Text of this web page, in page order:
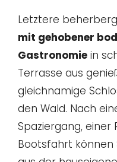
Letztere
mit gehobener
Gastronomie in
Terrasse aus
gleichnamige
den Wald. Nach
Spaziergang, einer
Bootsfahrt können